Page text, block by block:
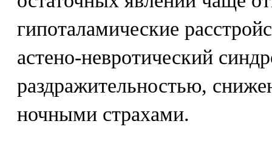
гипоталамические
астено-невротический
раздражительностью,
ночными страхами.